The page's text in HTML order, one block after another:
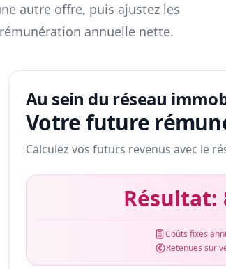
autre offre, puis ajustez les
annuelle nette.
Au sein du réseau
Votre future
Calculez vos futurs revenus avec le
Résultat:
Coûts fixes
Retenues sur